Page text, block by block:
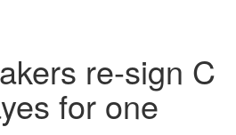
re-sign C
for one